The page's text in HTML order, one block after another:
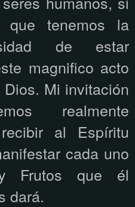
que tenemos la
de estar
magnifico acto
Mi invitación
realmente
al Espíritu
cada uno
Frutos que él
dará.